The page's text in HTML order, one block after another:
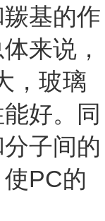
基的作
来说，
，玻璃
好。同
子间的
PC的